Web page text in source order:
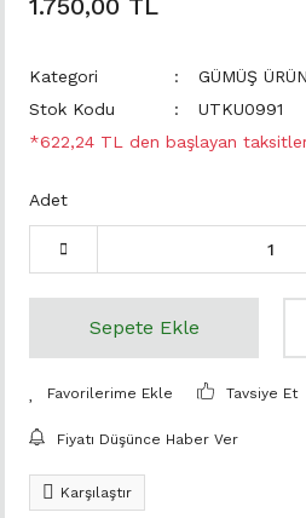
1.750,00 TL
Kategori GÜMÜŞ
Stok Kodu
UTKU0991
*622,24 TL den başlayan
Adet
Sepete Ekle
Tavsiye Et
Fiyatı Düşünce Haber Ver
Karşılaştır